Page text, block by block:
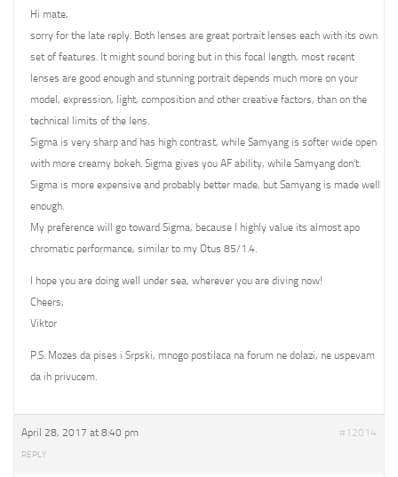
Hi mate,
sorry for the late reply. Both lenses are great portrait lenses each with its own
set of features. It might sound boring but in this focal length, most recent
lenses are good enough and stunning portrait depends much more on your
model, expression, light, composition and other creative factors, than on the
technical limits of the lens.
Sigma is very sharp and has high contrast, while Samyang is softer wide open
with more creamy bokeh. Sigma gives you AF ability, while Samyang don’t.
Sigma is more expensive and probably better made, but Samyang is made well
enough.
My preference will go toward Sigma, because I highly value its almost apo
chromatic performance, similar to my Otus 85/1.4.
I hope you are doing well under sea, wherever you are diving now!
Cheers,
Viktor
P.S. Mozes da pises i Srpski, mnogo postilaca na forum ne dolazi, ne uspevam
da ih privucem.
April 28, 2017 at 8:40 pm #12014
REPLY